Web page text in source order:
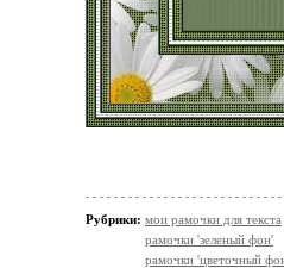
Рубрики: мои рамочки для текста
рамочки 'зеленый фон'
рамочки 'цветочный